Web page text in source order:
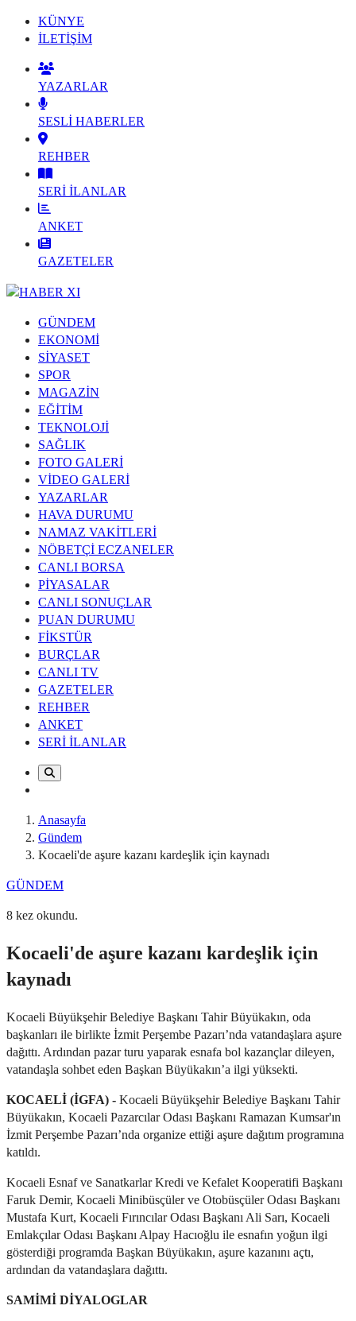
KÜNYE
İLETİŞİM
YAZARLAR
SESLİ HABERLER
REHBER
SERİ İLANLAR
ANKET
GAZETELER
GÜNDEM
EKONOMİ
SİYASET
SPOR
MAGAZİN
EĞİTİM
TEKNOLOJİ
SAĞLIK
FOTO GALERİ
VİDEO GALERİ
YAZARLAR
HAVA DURUMU
NAMAZ VAKİTLERİ
NÖBETÇİ ECZANELER
CANLI BORSA
PİYASALAR
CANLI SONUÇLAR
PUAN DURUMU
FİKSTÜR
BURÇLAR
CANLI TV
GAZETELER
REHBER
ANKET
SERİ İLANLAR
Anasayfa
Gündem
Kocaeli'de aşure kazanı kardeşlik için kaynadı
GÜNDEM
8 kez okundu.
Kocaeli'de aşure kazanı kardeşlik için
kaynadı
Kocaeli Büyükşehir Belediye Başkanı Tahir Büyükakın, oda
başkanları ile birlikte İzmit Perşembe Pazarı’nda vatandaşlara aşure
dağıttı. Ardından pazar turu yaparak esnafa bol kazançlar dileyen,
vatandaşla sohbet eden Başkan Büyükakın’a ilgi yüksekti.
KOCAELİ (İGFA) - Kocaeli Büyükşehir Belediye Başkanı Tahir
Büyükakın, Kocaeli Pazarcılar Odası Başkanı Ramazan Kumsar'ın
İzmit Perşembe Pazarı’nda organize ettiği aşure dağıtım programına
katıldı.
Kocaeli Esnaf ve Sanatkarlar Kredi ve Kefalet Kooperatifi Başkanı
Faruk Demir, Kocaeli Minibüsçüler ve Otobüsçüler Odası Başkanı
Mustafa Kurt, Kocaeli Fırıncılar Odası Başkanı Ali Sarı, Kocaeli
Emlakçılar Odası Başkanı Alpay Hacıoğlu ile esnafın yoğun ilgi
gösterdiği programda Başkan Büyükakın, aşure kazanını açtı,
ardından da vatandaşlara dağıttı.
SAMİMİ DİYALOGLAR